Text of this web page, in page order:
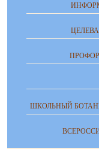
ШКОЛЬНЫЙ